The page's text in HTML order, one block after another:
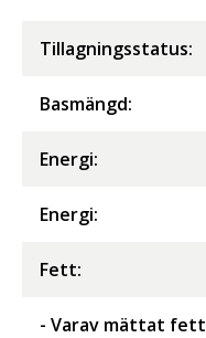
Tillagningsstatus:
Basmängd:
Energi:
Energi:
Fett:
- Varav mättat fett